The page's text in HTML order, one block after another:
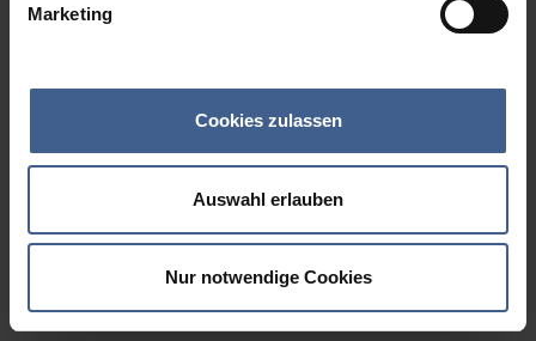
Marketing
Cookies zulassen
Auswahl erlauben
Nur notwendige Cookies